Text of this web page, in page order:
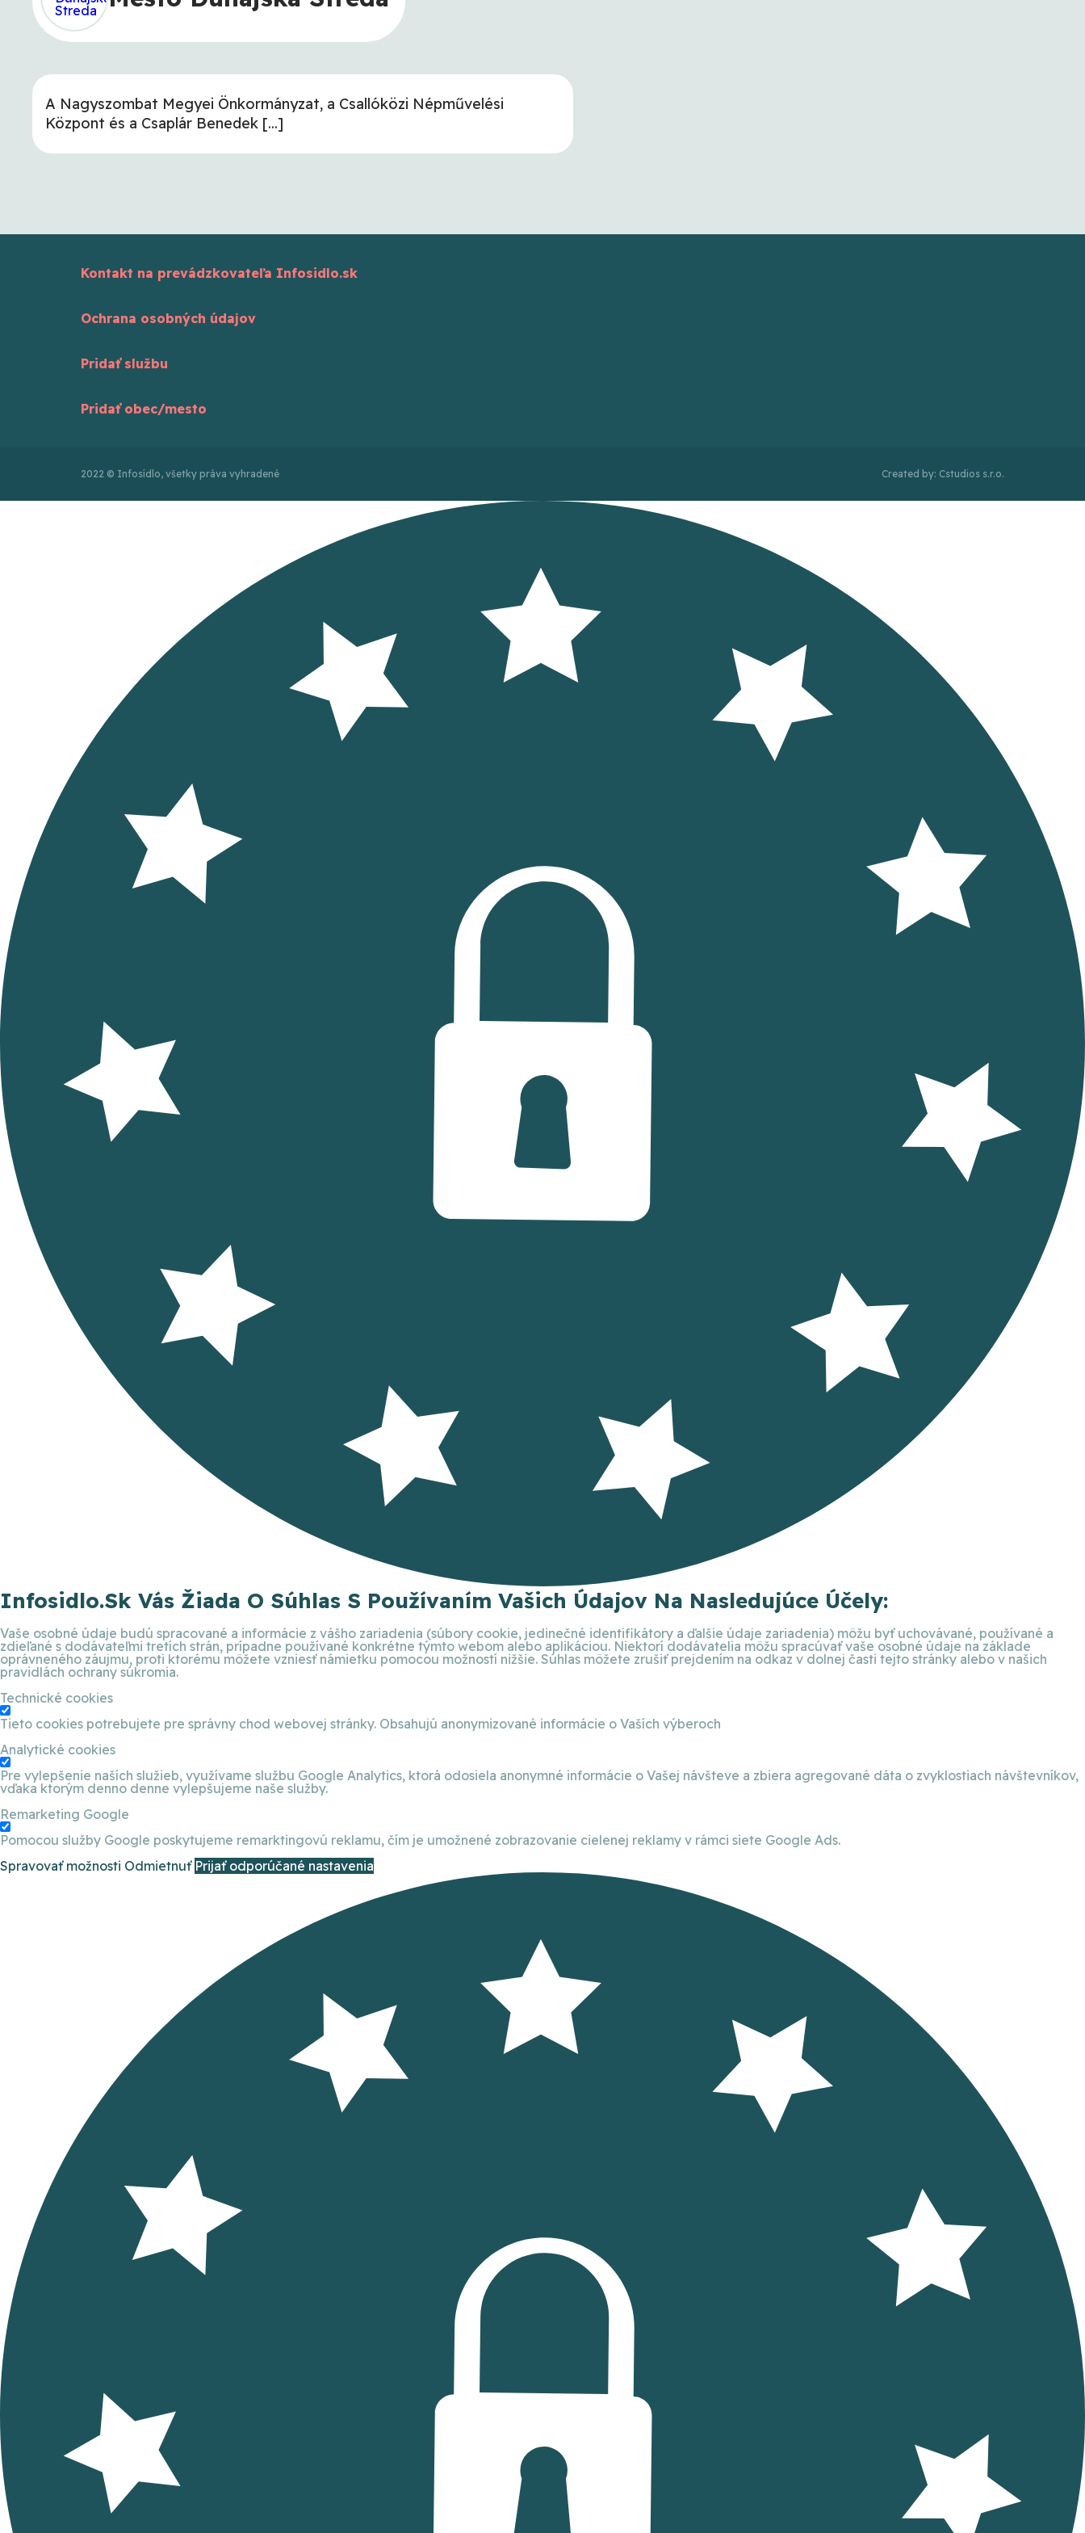
A Nagyszombat Megyei Önkormányzat, a Csallóközi Népművelési
Központ és a Csaplár Benedek [...]
Kontakt na prevádzkovateľa Infosidlo.sk
Ochrana osobných údajov
Pridať službu
Pridať obec/mesto
2022 © Infosídlo, všetky práva vyhradené Created by: Cstudios s.r.o.
Infosidlo.sk Vás Žiada O Súhlas S Používaním Vašich Údajov Na Nasledujúce Účely:
Vaše osobné údaje budú spracované a informácie z vášho zariadenia (súbory cookie, jedinečné identifikátory a ďalšie údaje zariadenia) môžu byť uchovávané, používané a
zdieľané s dodávateľmi tretích strán, prípadne používané konkrétne týmto webom alebo aplikáciou. Niektorí dodávatelia môžu spracúvať vaše osobné údaje na základe
oprávneného záujmu, proti ktorému môžete vzniesť námietku pomocou možností nižšie. Súhlas môžete zrušiť prejdením na odkaz v dolnej časti tejto stránky alebo v našich
pravidlách ochrany súkromia.
Technické cookies
Tieto cookies potrebujete pre správny chod webovej stránky. Obsahujú anonymizované informácie o Vaších výberoch
Analytické cookies
Pre vylepšenie naších služieb, využívame službu Google Analytics, ktorá odosiela anonymné informácie o Vašej návšteve a zbiera agregované dáta o zvyklostiach návštevníkov,
vďaka ktorým denno denne vylepšujeme naše služby.
Remarketing Google
Pomocou služby Google poskytujeme remarktingovú reklamu, čím je umožnené zobrazovanie cielenej reklamy v rámci siete Google Ads.
Spravovať možnosti Odmietnuť Prijať odporúčané nastavenia